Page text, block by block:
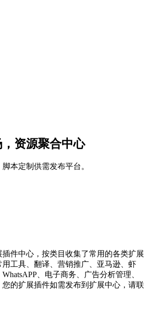
资源聚合中心
本定制供需发布平台。
插件中心，按类目收集了常用的各类扩展
工具、翻译、营销推广、亚马逊、虾
、电子商务、广告分析管理、
您的扩展插件如需发布到扩展中心，请联